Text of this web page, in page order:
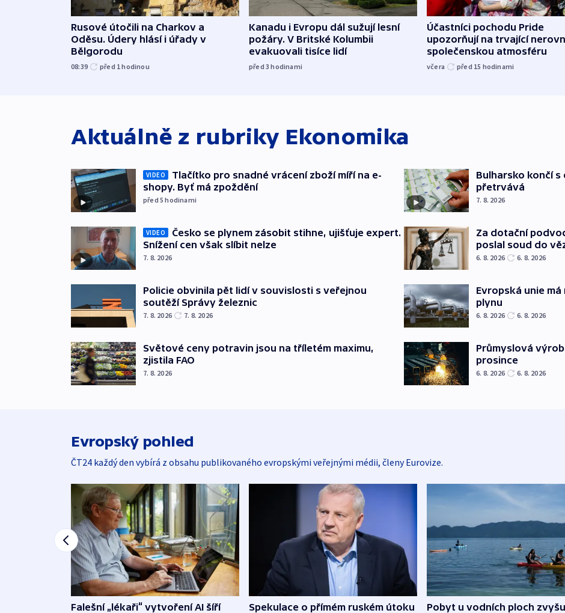
Rusové útočili na Charkov a
Oděsu. Údery hlásí i úřady v
Bělgorodu
08:39 před 1hodinou
Kanadu i Evropu dál sužují lesní
požáry. V Britské Kolumbii
evakuovali tisíce lidí
před 3hodinami
Účastníci pochodu Pride
upozorňují na trvající
společenskou atmosféru
včera před 15 hodinami
Aktuálně z rubriky Ekonomika
VIDEO
Tlačítko pro snadné vrácení zboží míří na e-
shopy. Byť má zpoždění
před 5hodinami
VIDEO
Česko se plynem zásobit stihne, ujišťuje expert.
Snížení cen však slíbit nelze
7. 8. 2026
Policie obvinila pět lidí v souvislosti s veřejnou
soutěží Správy železnic
7. 8. 2026 7. 8. 2026
Světové ceny potravin jsou na tříletém maximu,
zjistila FAO
7. 8. 2026
Bulharsko končí s
přetrvává
7. 8. 2026
Za dotační
poslal soud do
6. 8. 2026 6. 8. 2026
Evropská unie
plynu
6. 8. 2026 6. 8. 2026
Průmyslová
prosince
6. 8. 2026 6. 8. 2026
Evropský pohled
ČT24 každý den vybírá z obsahu publikovaného evropskými veřejnými médii, členy Eurovize.
Falešní „lékaři“ vytvoření AI šíří Spekulace o přímém ruském útoku Pobyt u vodních ploch